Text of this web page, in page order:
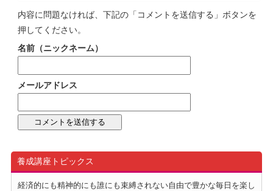
内容に問題なければ、下記の「コメントを送信する」ボタンを
押してください。
名前（ニックネーム）
メールアドレス
養成講座トピックス
経済的にも精神的にも誰にも束縛されない自由で豊かな毎日を楽し